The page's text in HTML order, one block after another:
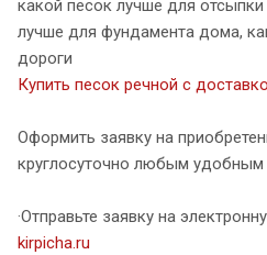
какой песок лучше для отсыпки
лучше для фундамента дома,
дороги
Купить песок речной с
Оформить заявку на
круглосуточно любым
·Отправьте заявку на
kirpicha.ru